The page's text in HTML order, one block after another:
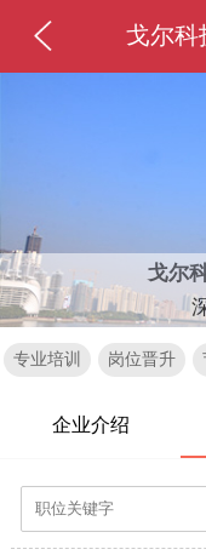
戈尔科
戈尔
专业培训 岗位晋升
企业介绍